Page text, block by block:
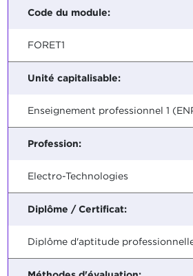
Code du module:
FORET1
Unité capitalisable:
Enseignement professionnel 1
Profession:
Electro-Technologies
Diplôme / Certificat:
Diplôme d'aptitude